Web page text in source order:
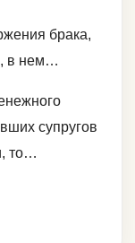
брака,
в нем…
супругов
то…